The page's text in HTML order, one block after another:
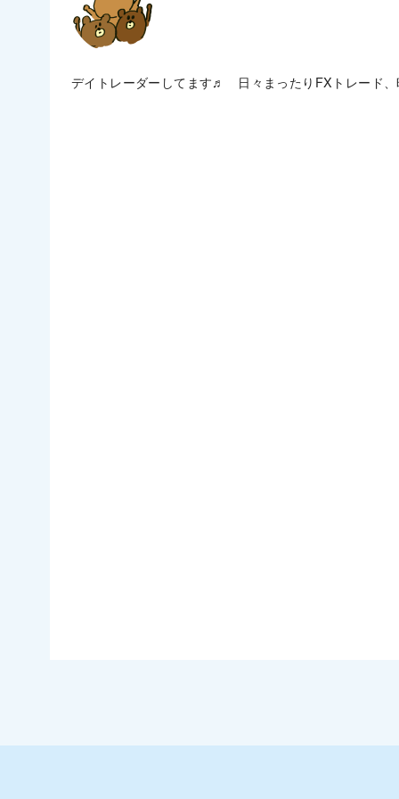
デイトレーダーしてます♬ 日々まったりFXトレード